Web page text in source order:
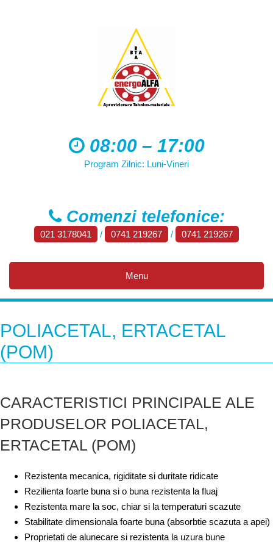
08:00 – 17:00
Program Zilnic: Luni-Vineri
Comenzi telefonice:
021 3178041 / 0741 219267 / 0741 219267
Menu
POLIACETAL, ERTACETAL
(POM)
CARACTERISTICI PRINCIPALE ALE
PRODUSELOR POLIACETAL,
ERTACETAL (POM)
Rezistenta mecanica, rigiditate si duritate ridicate
Rezilienta foarte buna si o buna rezistenta la fluaj
Rezistenta mare la soc, chiar si la temperaturi scazute
Stabilitate dimensionala foarte buna (absorbtie scazuta a apei)
Proprietati de alunecare si rezistenta la uzura bune